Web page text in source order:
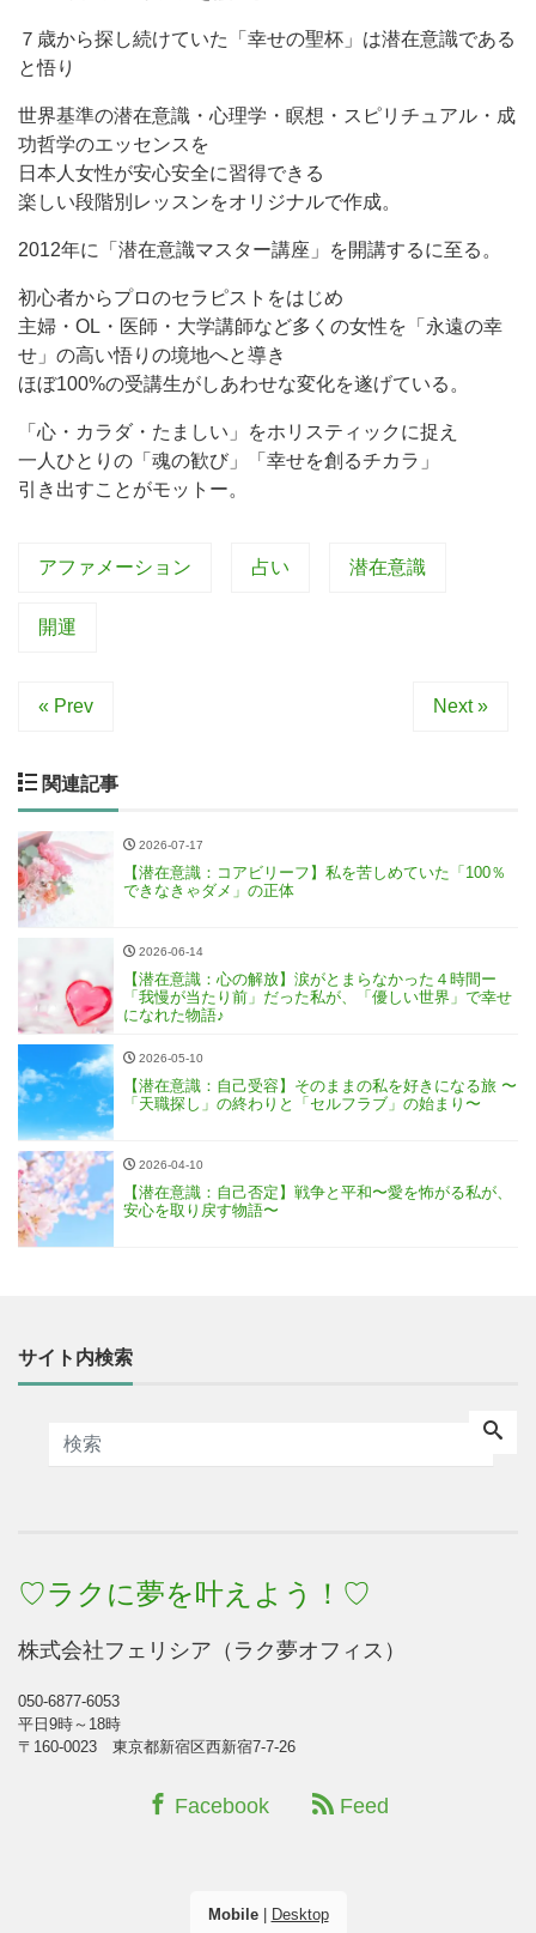
７歳から探し続けていた「幸せの聖杯」は潜在意識である
と悟り
世界基準の潜在意識・心理学・瞑想・スピリチュアル・成
功哲学のエッセンスを
日本人女性が安心安全に習得できる
楽しい段階別レッスンをオリジナルで作成。
2012年に「潜在意識マスター講座」を開講するに至る。
初心者からプロのセラピストをはじめ
主婦・OL・医師・大学講師など多くの女性を「永遠の幸
せ」の高い悟りの境地へと導き
ほぼ100%の受講生がしあわせな変化を遂げている。
「心・カラダ・たましい」をホリスティックに捉え
一人ひとりの「魂の歓び」「幸せを創るチカラ」
引き出すことがモットー。
アファメーション 占い 潜在意識
開運
« Prev Next »
関連記事
2026-07-17
【潜在意識：コアビリーフ】私を苦しめていた「100％
できなきゃダメ」の正体
2026-06-14
【潜在意識：心の解放】涙がとまらなかった４時間ー
「我慢が当たり前」だった私が、「優しい世界」で幸せ
になれた物語♪
2026-05-10
【潜在意識：自己受容】そのままの私を好きになる旅 〜
「天職探し」の終わりと「セルフラブ」の始まり〜
2026-04-10
【潜在意識：自己否定】戦争と平和〜愛を怖がる私が、
安心を取り戻す物語〜
サイト内検索
♡ラクに夢を叶えよう！♡
株式会社フェリシア（ラク夢オフィス）
050-6877-6053
平日9時～18時
〒160-0023 東京都新宿区西新宿7-7-26
Facebook Feed
Mobile| Desktop